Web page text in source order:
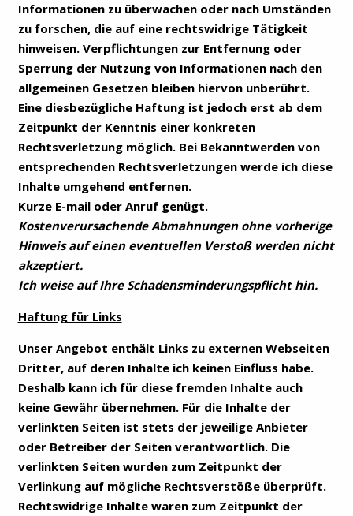
Informationen zu überwachen oder nach Umständen
zu forschen, die auf eine rechtswidrige Tätigkeit
hinweisen. Verpflichtungen zur Entfernung oder
Sperrung der Nutzung von Informationen nach den
allgemeinen Gesetzen bleiben hiervon unberührt.
Eine diesbezügliche Haftung ist jedoch erst ab dem
Zeitpunkt der Kenntnis einer konkreten
Rechtsverletzung möglich. Bei Bekanntwerden von
entsprechenden Rechtsverletzungen werde ich diese
Inhalte umgehend entfernen.
Kurze E-mail oder Anruf genügt.
Kostenverursachende Abmahnungen ohne vorherige
Hinweis auf einen eventuellen Verstoß werden nicht
akzeptiert.
Ich weise auf Ihre Schadensminderungspflicht hin.
Haftung für Links
Unser Angebot enthält Links zu externen Webseiten
Dritter, auf deren Inhalte ich keinen Einfluss habe.
Deshalb kann ich für diese fremden Inhalte auch
keine Gewähr übernehmen. Für die Inhalte der
verlinkten Seiten ist stets der jeweilige Anbieter
oder Betreiber der Seiten verantwortlich. Die
verlinkten Seiten wurden zum Zeitpunkt der
Verlinkung auf mögliche Rechtsverstöße überprüft.
Rechtswidrige Inhalte waren zum Zeitpunkt der